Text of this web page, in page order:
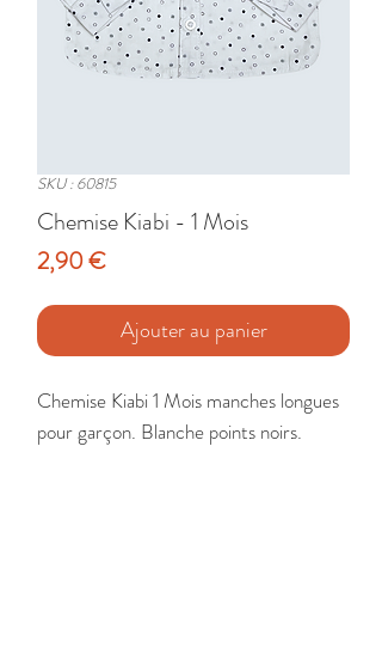
SKU : 60815
Chemise Kiabi - 1 Mois
2,90 €Prix
Ajouter au panier
Chemise Kiabi 1 Mois manches longues
pour garçon. Blanche points noirs.